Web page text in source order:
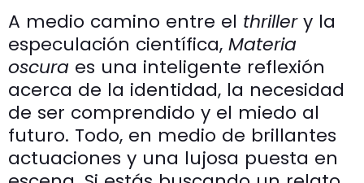
A medio camino entre el thrillery la
especulación científica, Materia
oscura es una inteligente reflexión
acerca de la identidad, la necesidad
de ser comprendido y el miedo al
futuro. Todo, en medio de brillantes
actuaciones y una lujosa puesta en